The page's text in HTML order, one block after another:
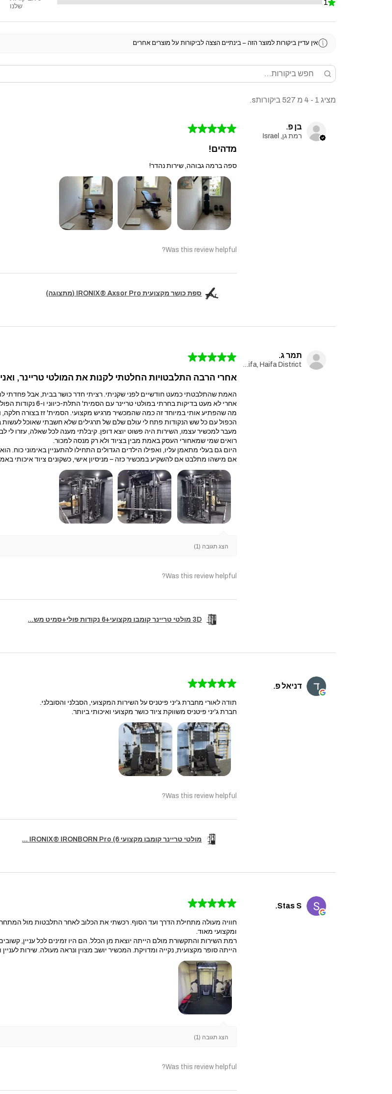
★
1
0%
שלנו
אין עדיין ביקורות למוצר הזה – בינתיים הצצה לביקורות על מוצרים אחרים
מציג 1 - 4 מ 527 ביקורותs.
בן פ.
רמת גן, Israel
★
★
★
★
★
מדהים!
ספה ברמה גבוהה, שירות נהדר!
Was this review helpful?
ספת כושר מקצועית IRONIX® Axsor Pro (מתצוגה)
תמר ג.
Haifa, Haifa District
★
★
★
★
★
אחרי הרבה התלבטויות החלטתי לקנות את המולטי טריינר,
האמת שהתלבטתי כמעט חודשיים לפני שקניתי. רציתי חדר כושר בבית, אבל פחדתי
אחרי לא מעט בדיקות בחרתי במולטי טריינר עם הסמית' התלת-כיווני ו-6 נקודות הפולי, ואני יכולה להגיד שזו אחת הקניות הכי טובות שעשיתי.
מה שהפתיע אותי במיוחד זה כמה שהמכשיר מרגיש מקצועי. הסמית' זז בצורה
הכפול עם כל שש הנקודות פתח לי עולם שלם של תרגילים שלא חשבתי שאוכל לעשות
מעבר למכשיר עצמו, השירות היה פשוט יוצא דופן. קיבלתי מענה לכל שאלה, עזרו
רואים שמי שמאחורי העסק באמת מבין בציוד ולא רק מנסה למכור.
היום גם בעלי מתאמן עליו, ואפילו הילדים הגדולים התחילו להתעניין באימוני כוח.
אם מישהו מתלבט אם להשקיע במכשיר כזה – מניסיון אישי, כשקונים ציוד איכותי
הצג תגובה (1)
Was this review helpful?
3D מולטי טריינר קומבו מקצועי+6 נקודות פולי+סמיט מש...
דניאל פ. ★
★
★
★
★
תודה לאורי מחברת ג'יני פיטניס על השירות המקצועי, הסבלני והסובלני.
חברת ג'יני פיטניס משווקת ציוד כושר מקצועי ואיכותי ביותר.
Was this review helpful?
מולטי טריינר קומבו מקצועי IRONIX® IRONBORN Pro (6 ...
Stas S.
★
★
★
★
★
חוויה מעולה מתחילת הדרך ועד הסוף. רכשתי את הכלוב לאחר התלבטות מול
ומקצועי מאוד.
​רמת השירות והתקשורת מולם הייתה יוצאת מן הכלל. הם היו זמינים לכל עניין,
הייתה סופר מקצועית, נקייה ומדויקת. המכשיר יושב מצוין ונראה מעולה. שירות
הצג תגובה (1)
Was this review helpful?